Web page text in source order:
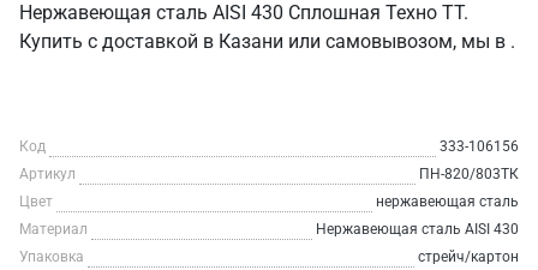
Нержавеющая сталь AISI 430 Сплошная Техно ТТ.
Купить с доставкой в Казани или самовывозом, мы в .
Код
333-106156
Артикул
ПН-820/803ТК
Цвет
нержавеющая сталь
Материал
Нержавеющая сталь AISI 430
Упаковка
стрейч/картон